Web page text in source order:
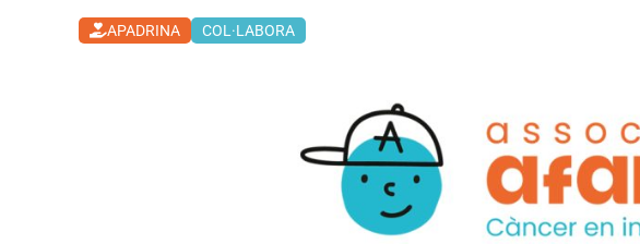
APADRINA COL·LABORA